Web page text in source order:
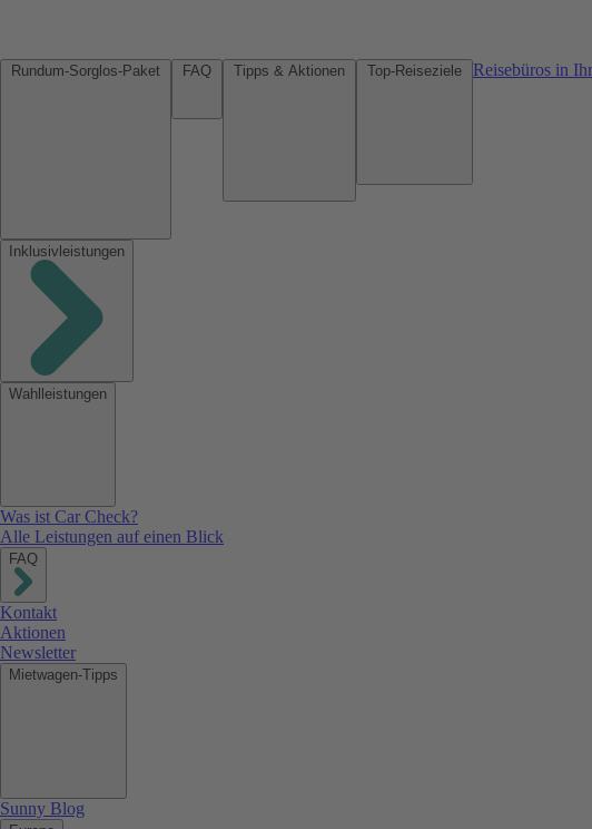
Reisebüros in
Inklusivleistungen
Wahlleistungen
Was ist Car Check?
Alle Leistungen auf einen Blick
FAQ
Kontakt
Aktionen
Newsletter
Mietwagen-Tipps
Sunny Blog